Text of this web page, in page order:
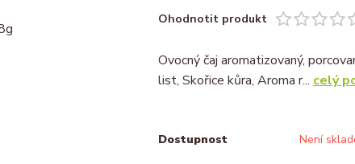
Ohodnotit produkt
Ovocný čaj aromatizovaný,
list, Skořice kůra, Aroma r... celý
Dostupnost Není